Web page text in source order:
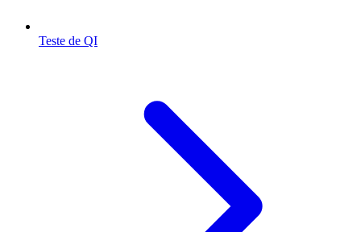
Teste de QI